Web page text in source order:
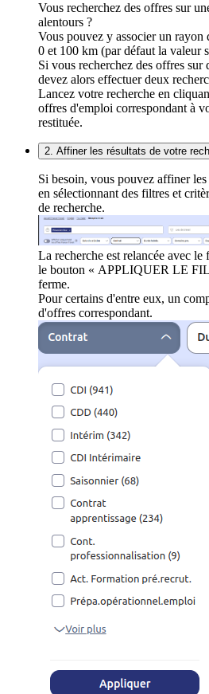
Vous recherchez des offres sur
alentours ?
Vous pouvez y associer un rayon
0 et 100 km (par défaut la valeur
Si vous recherchez des offres sur
devez alors effectuer deux
Lancez votre recherche en
offres d'emploi correspondant à
restituée.
2. Affiner les résultats de votre
Si besoin, vous pouvez affiner
en sélectionnant des filtres et
de recherche.
La recherche est relancée avec
le bouton « APPLIQUER LE
ferme.
Pour certains d'entre eux, un
d'offres correspondant.